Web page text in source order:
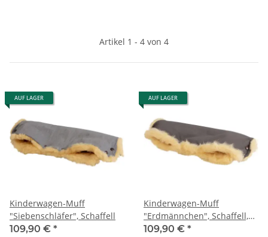
Artikel 1 - 4 von 4
AUF LAGER
Kinderwagen-Muff
"Siebenschläfer", Schaffell
109,90 € *
AUF LAGER
Kinderwagen-Muff
"Erdmännchen", Schaffell,
Naturkind Kinderwagen
109,90 € *